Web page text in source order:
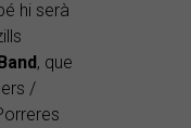
hi serà
, que
/